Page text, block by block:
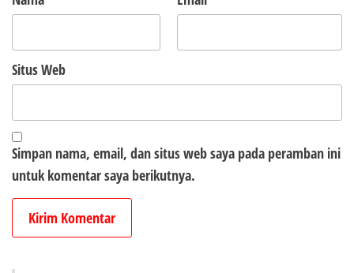
Situs Web
Simpan nama, email, dan situs web saya pada peramban ini
untuk komentar saya berikutnya.